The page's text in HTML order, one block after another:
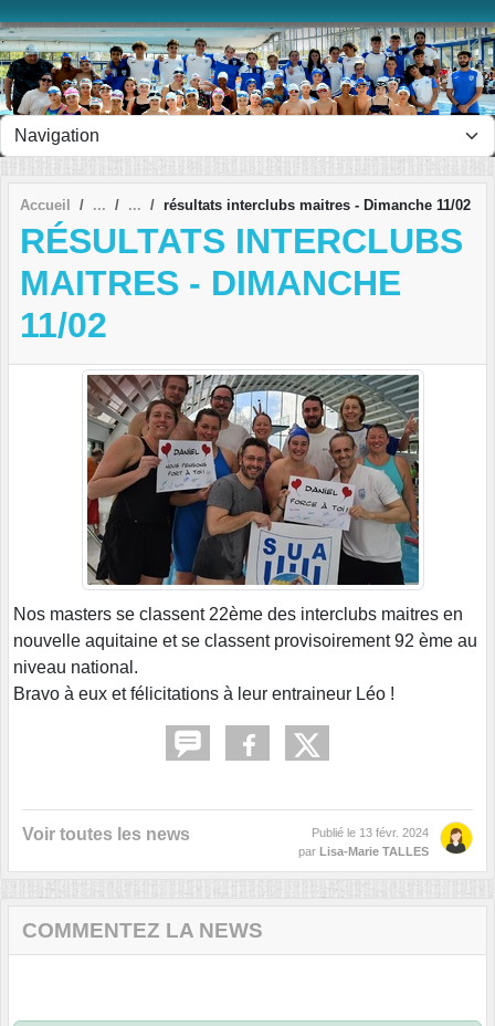
Accueil résultats interclubs maitres - Dimanche 11/02
RÉSULTATS INTERCLUBS
MAITRES - DIMANCHE
11/02
Nos masters se classent 22ème des interclubs maitres en
nouvelle aquitaine et se classent provisoirement 92 ème au
niveau national.
Bravo à eux et félicitations à leur entraineur Léo !
Voir toutes les news Publié le 13 févr. 2024
par Lisa-Marie TALLES
COMMENTEZ LA NEWS